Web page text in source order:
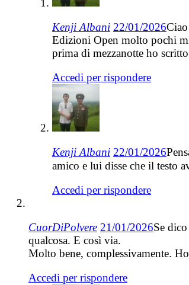
Kenji Albani 22/01/2026
Edizioni Open molto pochi
prima di mezzanotte ho
Accedi per rispondere
Kenji Albani 22/01/2026
amico e lui disse che il testo
Accedi per rispondere
CuorDiPolvere 21/01/2026Se
qualcosa. E così via.
Molto bene, complessivamente.
Accedi per rispondere